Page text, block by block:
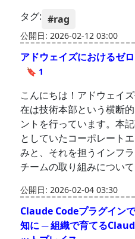
タグ: #rag
公開日: 2026-02-12 03:00
アドウェイズにおけるゼ
🔖 1
こんにちは！アドウェイ
在は技術本部という横断
ントを行っています。本
としていたコーポレート
みと、それを担うインフ
チームの取り組みについ
公開日: 2026-02-04 03:30
Claude Codeプラグイン
知に ─ 組織で育てる